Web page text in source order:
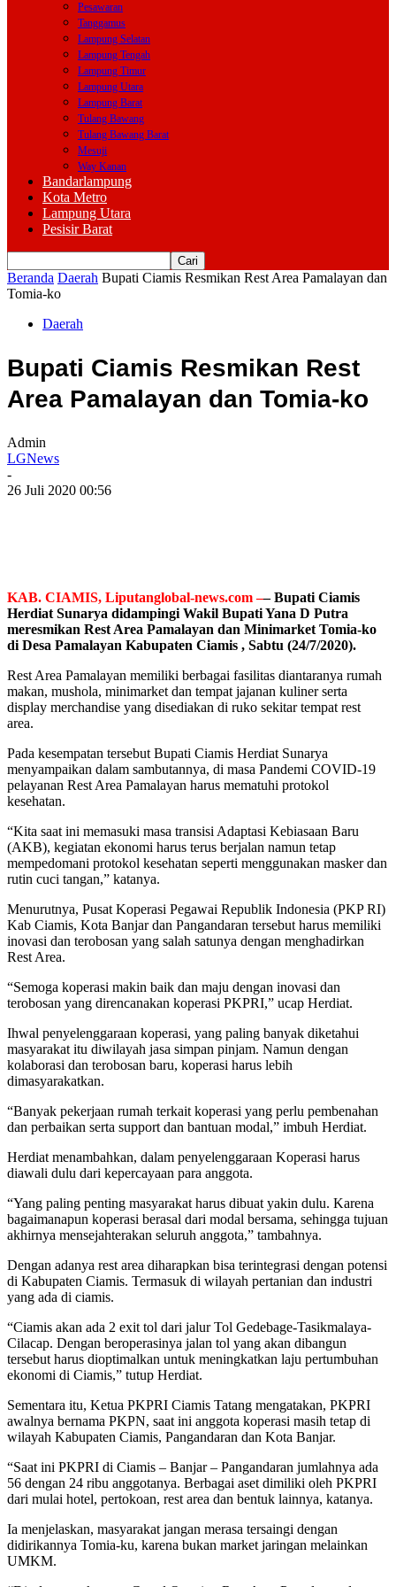
Pesawaran
Tanggamus
Lampung Selatan
Lampung Tengah
Lampung Timur
Lampung Utara
Lampung Barat
Tulang Bawang
Tulang Bawang Barat
Mesuji
Way Kanan
Bandarlampung
Kota Metro
Lampung Utara
Pesisir Barat
Beranda Daerah Bupati Ciamis Resmikan Rest Area Pamalayan dan
Tomia-ko
Daerah
Bupati Ciamis Resmikan Rest
Area Pamalayan dan Tomia-ko
Admin
LGNews
-
26 Juli 2020 00:56
KAB. CIAMIS, Liputanglobal-news.com –– Bupati Ciamis
Herdiat Sunarya didampingi Wakil Bupati Yana D Putra
meresmikan Rest Area Pamalayan dan Minimarket Tomia-ko
di Desa Pamalayan Kabupaten Ciamis , Sabtu (24/7/2020).
Rest Area Pamalayan memiliki berbagai fasilitas diantaranya rumah
makan, mushola, minimarket dan tempat jajanan kuliner serta
display merchandise yang disediakan di ruko sekitar tempat rest
area.
Pada kesempatan tersebut Bupati Ciamis Herdiat Sunarya
menyampaikan dalam sambutannya, di masa Pandemi COVID-19
pelayanan Rest Area Pamalayan harus mematuhi protokol
kesehatan.
“Kita saat ini memasuki masa transisi Adaptasi Kebiasaan Baru
(AKB), kegiatan ekonomi harus terus berjalan namun tetap
mempedomani protokol kesehatan seperti menggunakan masker dan
rutin cuci tangan,” katanya.
Menurutnya, Pusat Koperasi Pegawai Republik Indonesia (PKP RI)
Kab Ciamis, Kota Banjar dan Pangandaran tersebut harus memiliki
inovasi dan terobosan yang salah satunya dengan menghadirkan
Rest Area.
“Semoga koperasi makin baik dan maju dengan inovasi dan
terobosan yang direncanakan koperasi PKPRI,” ucap Herdiat.
Ihwal penyelenggaraan koperasi, yang paling banyak diketahui
masyarakat itu diwilayah jasa simpan pinjam. Namun dengan
kolaborasi dan terobosan baru, koperasi harus lebih
dimasyarakatkan.
“Banyak pekerjaan rumah terkait koperasi yang perlu pembenahan
dan perbaikan serta support dan bantuan modal,” imbuh Herdiat.
Herdiat menambahkan, dalam penyelenggaraan Koperasi harus
diawali dulu dari kepercayaan para anggota.
“Yang paling penting masyarakat harus dibuat yakin dulu. Karena
bagaimanapun koperasi berasal dari modal bersama, sehingga tujuan
akhirnya mensejahterakan seluruh anggota,” tambahnya.
Dengan adanya rest area diharapkan bisa terintegrasi dengan potensi
di Kabupaten Ciamis. Termasuk di wilayah pertanian dan industri
yang ada di ciamis.
“Ciamis akan ada 2 exit tol dari jalur Tol Gedebage-Tasikmalaya-
Cilacap. Dengan beroperasinya jalan tol yang akan dibangun
tersebut harus dioptimalkan untuk meningkatkan laju pertumbuhan
ekonomi di Ciamis,” tutup Herdiat.
Sementara itu, Ketua PKPRI Ciamis Tatang mengatakan, PKPRI
awalnya bernama PKPN, saat ini anggota koperasi masih tetap di
wilayah Kabupaten Ciamis, Pangandaran dan Kota Banjar.
“Saat ini PKPRI di Ciamis – Banjar – Pangandaran jumlahnya ada
56 dengan 24 ribu anggotanya. Berbagai aset dimiliki oleh PKPRI
dari mulai hotel, pertokoan, rest area dan bentuk lainnya, katanya.
Ia menjelaskan, masyarakat jangan merasa tersaingi dengan
didirikannya Tomia-ku, karena bukan market jaringan melainkan
UMKM.